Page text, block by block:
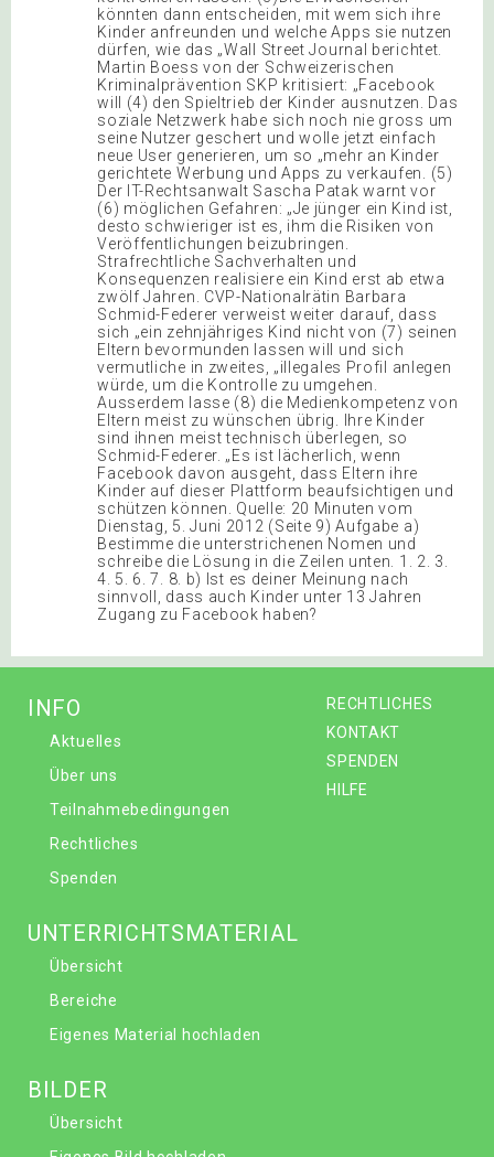
könnten dann entscheiden, mit wem sich ihre
Kinder anfreunden und welche Apps sie nutzen
dürfen, wie das „Wall Street Journal berichtet.
Martin Boess von der Schweizerischen
Kriminalprävention SKP kritisiert: „Facebook
will (4) den Spieltrieb der Kinder ausnutzen. Das
soziale Netzwerk habe sich noch nie gross um
seine Nutzer geschert und wolle jetzt einfach
neue User generieren, um so „mehr an Kinder
gerichtete Werbung und Apps zu verkaufen. (5)
Der IT-Rechtsanwalt Sascha Patak warnt vor
(6) möglichen Gefahren: „Je jünger ein Kind ist,
desto schwieriger ist es, ihm die Risiken von
Veröffentlichungen beizubringen.
Strafrechtliche Sachverhalten und
Konsequenzen realisiere ein Kind erst ab etwa
zwölf Jahren. CVP-Nationalrätin Barbara
Schmid-Federer verweist weiter darauf, dass
sich „ein zehnjähriges Kind nicht von (7) seinen
Eltern bevormunden lassen will und sich
vermutliche in zweites, „illegales Profil anlegen
würde, um die Kontrolle zu umgehen.
Ausserdem lasse (8) die Medienkompetenz von
Eltern meist zu wünschen übrig. Ihre Kinder
sind ihnen meist technisch überlegen, so
Schmid-Federer. „Es ist lächerlich, wenn
Facebook davon ausgeht, dass Eltern ihre
Kinder auf dieser Plattform beaufsichtigen und
schützen können. Quelle: 20 Minuten vom
Dienstag, 5. Juni 2012 (Seite 9) Aufgabe a)
Bestimme die unterstrichenen Nomen und
schreibe die Lösung in die Zeilen unten. 1. 2. 3.
4. 5. 6. 7. 8. b) Ist es deiner Meinung nach
sinnvoll, dass auch Kinder unter 13 Jahren
Zugang zu Facebook haben?
RECHTLICHES
KONTAKT
SPENDEN
HILFE
INFO
Aktuelles
Über uns
Teilnahmebedingungen
Rechtliches
Spenden
UNTERRICHTSMATERIAL
Übersicht
Bereiche
Eigenes Material hochladen
BILDER
Übersicht